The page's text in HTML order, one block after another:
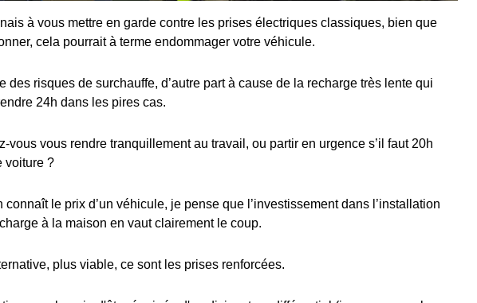
à vous mettre en garde contre les prises électriques classiques, bien que
cela pourrait à terme endommager votre véhicule.
des risques de surchauffe, d’autre part à cause de la recharge très lente qui
24h dans les pires cas.
vous vous rendre tranquillement au travail, ou partir en urgence s’il faut 20h
voiture ?
le prix d’un véhicule, je pense que l’investissement dans l’installation
à la maison en vaut clairement le coup.
plus viable, ce sont les prises renforcées.